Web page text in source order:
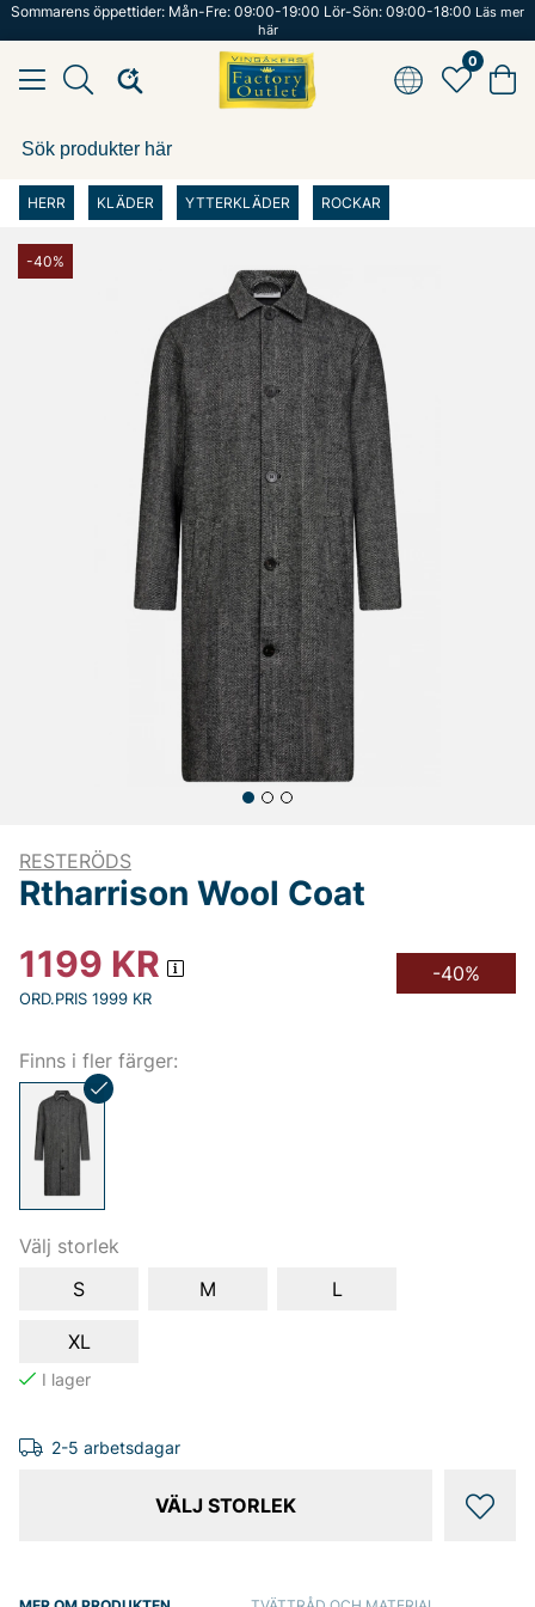
Sommarens öppettider: Mån-Fre: 09:00-19:00 Lör-Sön: 09:00-18:00 Läs mer
här
0
HERR KLÄDER YTTERKLÄDER ROCKAR
-40%
RESTERÖDS
Rtharrison Wool Coat
1199 KR
ORD.PRIS 1999 KR
-40%
Finns i fler färger:
Välj storlek
S
M L
XL
2-5 arbetsdagar
VÄLJ STORLEK